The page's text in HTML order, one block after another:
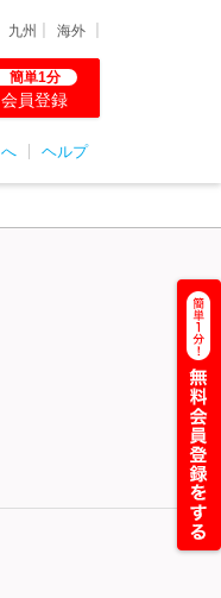
九州 海外
簡単1分
会員登録
ヘルプ